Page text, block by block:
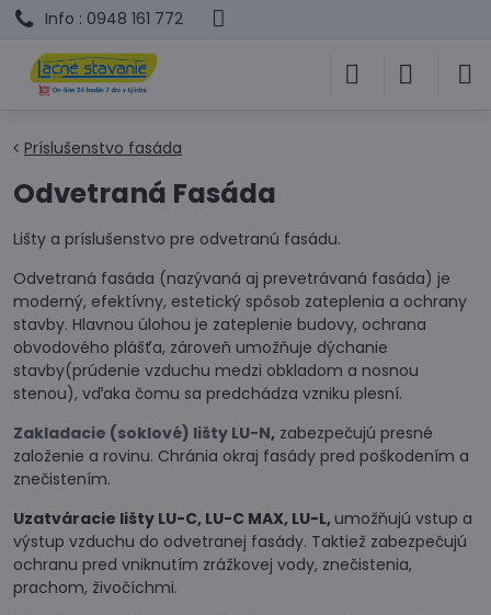
Info : 0948 161 772
Príslušenstvo fasáda
Odvetraná Fasáda
Lišty a príslušenstvo pre odvetranú fasádu.
Odvetraná fasáda (nazývaná aj prevetrávaná fasáda) je
moderný, efektívny, estetický spôsob zateplenia a ochrany
stavby. Hlavnou úlohou je zateplenie budovy, ochrana
obvodového plášťa, zároveň umožňuje dýchanie
stavby(prúdenie vzduchu medzi obkladom a nosnou
stenou), vďaka čomu sa predchádza vzniku plesní.
Zakladacie (soklové) lišty LU-N, zabezpečujú presné
založenie a rovinu. Chránia okraj fasády pred poškodením a
znečistením.
Uzatváracie lišty LU-C, LU-C MAX, LU-L,umožňujú vstup a
výstup vzduchu do odvetranej fasády. Taktiež zabezpečujú
ochranu pred vniknutím zrážkovej vody, znečistenia,
prachom, živočíchmi.